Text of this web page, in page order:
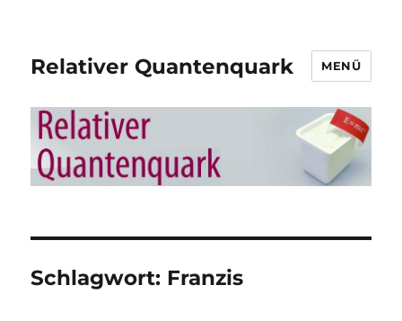
Relativer Quantenquark MENÜ
Schlagwort: Franzis